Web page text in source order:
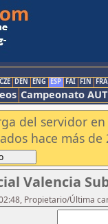
CZE DEN ENG ESP FAI FIN FRA
Campeonato AUT
del servidor
hace más
Valencia
Propietario/Última